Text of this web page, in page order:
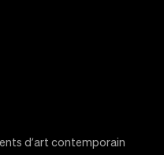
d’art contemporain